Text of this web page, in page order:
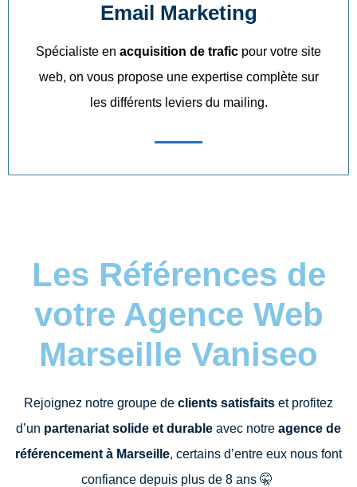
Email Marketing
Spécialiste en acquisition de trafic pour votre site
web, on vous propose une expertise complète sur
les différents leviers du mailing.
Les Références de
votre Agence Web
Marseille Vaniseo
Rejoignez notre groupe de clients satisfaits et profitez
d’un partenariat solide et durable avec notre agence de
référencement à Marseille, certains d’entre eux nous font
confiance depuis plus de 8 ans 🤫